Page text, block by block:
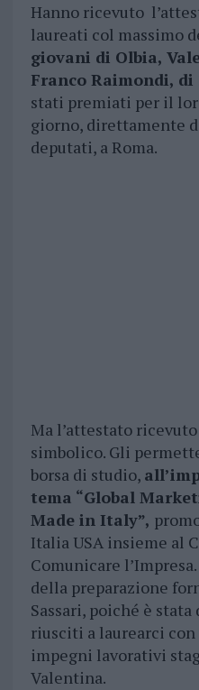
Hanno ricevuto
laureati col massimo
giovani di Olbia,
Franco Raimondi, di
stati premiati per il
giorno, direttamente
deputati, a Roma.
Ma l’attestato
simbolico. Gli
borsa di studio,
tema “Global
Made in Italy”,
Italia USA insieme al
Comunicare
della preparazione
Sassari, poiché è
riusciti a laurearci
impegni lavorativi
Valentina.